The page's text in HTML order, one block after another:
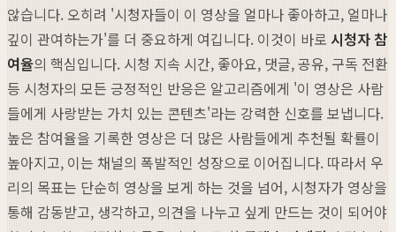
않습니다. 오히려 '시청자들이 이 영상을 얼마나 좋아하고, 얼마나
깊이 관여하는가'를 더 중요하게 여깁니다. 이것이 바로 시청자 참
여율의 핵심입니다. 시청 지속 시간, 좋아요, 댓글, 공유, 구독 전환
등 시청자의 모든 긍정적인 반응은 알고리즘에게 '이 영상은 사람
들에게 사랑받는 가치 있는 콘텐츠'라는 강력한 신호를 보냅니다.
높은 참여율을 기록한 영상은 더 많은 사람들에게 추천될 확률이
높아지고, 이는 채널의 폭발적인 성장으로 이어집니다. 따라서 우
리의 목표는 단순히 영상을 보게 하는 것을 넘어, 시청자가 영상을
통해 감동받고, 생각하고, 의견을 나누고 싶게 만드는 것이 되어야